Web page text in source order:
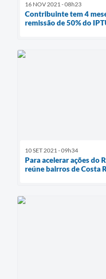
16 NOV 2021 - 08h23
Contribuinte tem 4
remissão de 50% do
10 SET 2021 - 09h34
Para acelerar ações do
reúne bairros de Costa